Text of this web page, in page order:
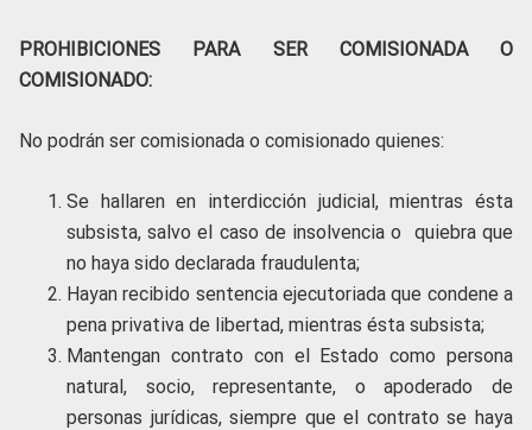
PROHIBICIONES PARA SER COMISIONADA O
COMISIONADO:
No podrán ser comisionada o comisionado quienes:
Se hallaren en interdicción judicial, mientras ésta
subsista, salvo el caso de insolvencia o quiebra que
no haya sido declarada fraudulenta;
Hayan recibido sentencia ejecutoriada que condene a
pena privativa de libertad, mientras ésta subsista;
Mantengan contrato con el Estado como persona
natural, socio, representante, o apoderado de
personas jurídicas, siempre que el contrato se haya